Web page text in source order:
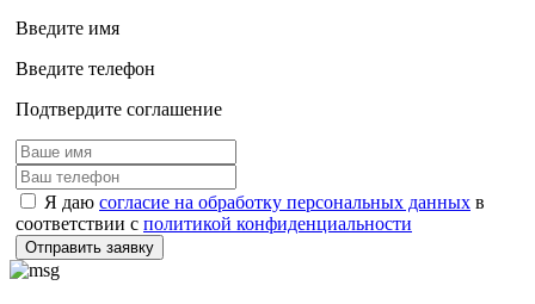
Введите имя
Введите телефон
Подтвердите соглашение
Я даю согласие на обработку персональных данных в
соответствии с политикой конфиденциальности
Отправить заявку